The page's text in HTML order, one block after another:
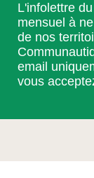
L'infolettre
mensuel à
de nos
email
vous